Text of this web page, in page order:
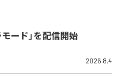
ード」を配信開始
2026.8.4